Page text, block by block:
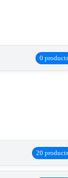
0 products
20 products